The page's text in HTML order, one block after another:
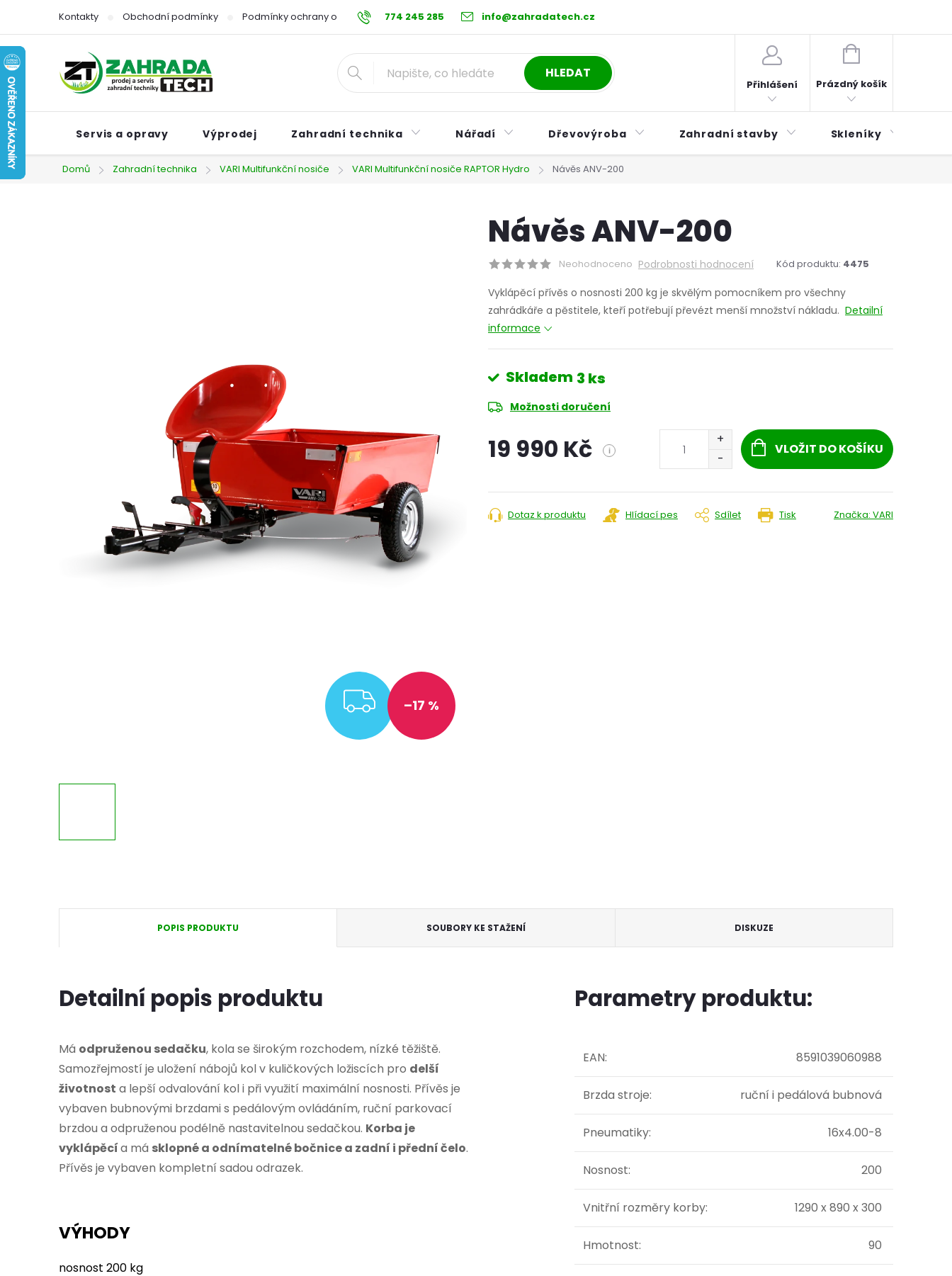
obsah
774 245 285 info@zahradatech.cz
Kontakty Obchodní podmínky Podmínky ochrany osobních údajů Reklamační řád Postup při nákupu na splátky ESSOX
HLEDAT
Přihlášení
NÁKUPNÍ
Prázdný košík
Servis a opravy Výprodej Zahradní technika Nářadí Dřevovýroba Zahradní stavby Skleníky
Domů Zahradní technika VARI Multifunkční nosiče VARI Multifunkční nosiče RAPTOR Hydro Návěs ANV-200
ZDARMA
–17 %
Návěs ANV-200
Neohodnoceno Podrobnosti hodnocení Kód produktu: 4475
Vyklápěcí přívěs o nosnosti 200 kg je skvělým pomocníkem pro všechny
zahrádkáře a pěstitele, kteří potřebují převézt menší množství nákladu. Detailní
informace
Skladem 3 ks
Možnosti doručení
19 990 Kč i VLOŽIT DO KOŠÍKU
Tisk
Dotaz k produktu Hlídací pes Sdílet Značka: VARI
POPIS PRODUKTU SOUBORY KE STAŽENÍ DISKUZE
Detailní popis produktu
Má odpruženou sedačku, kola se širokým rozchodem, nízké těžiště.
Samozřejmostí je uložení nábojů kol v kuličkových ložiscích pro delší
životnost a lepší odvalování kol i při využití maximální nosnosti. Přívěs je
vybaven bubnovými brzdami s pedálovým ovládáním, ruční parkovací
brzdou a odpruženou podélně nastavitelnou sedačkou. Korba je
vyklápěcía má sklopné a odnímatelné bočnice a zadní i přední čelo.
Přívěs je vybaven kompletní sadou odrazek.
VÝHODY
nosnost 200 kg
Parametry produktu:
EAN: 8591039060988
Brzda stroje: ruční i pedálová bubnová
Pneumatiky: 16x4.00-8
Nosnost: 200
Vnitřní rozměry korby: 1290 x 890 x 300
Hmotnost: 90